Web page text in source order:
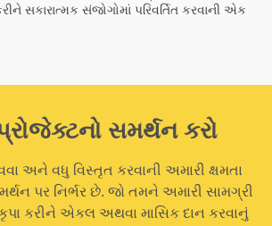
સકારાત્મક સંજોગોમાં પરિવર્તિત કરવાની એક
સમર્થન કરો
અને વધુ વિસ્તૃત કરવાની અમારી ક્ષમતા
પર નિર્ભર છે. જો તમને અમારી સામગ્રી
કરીને એકલ અથવા માસિક દાન કરવાનું